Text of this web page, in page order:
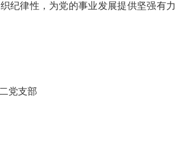
纪律性，为党的事业发展提供坚强有力
党支部